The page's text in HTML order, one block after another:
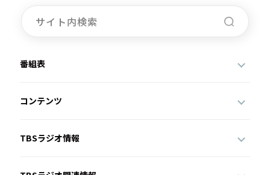
番組表
コンテンツ
TBSラジオ情報